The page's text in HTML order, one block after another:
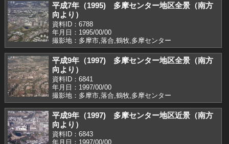
平成7年（1995) 多摩センター地区全景（南方
向より）
資料ID：6788
年月日：1995/00/00
撮影地：多摩市,落合,鶴牧,多摩センター
平成9年（1997) 多摩センター地区全景（南方
向より）
資料ID：6841
年月日：1997/00/00
撮影地：多摩市,落合,鶴牧,多摩センター
平成9年（1997) 多摩センター地区近景（南方
向より）
資料ID：6843
年月日：1997/00/00